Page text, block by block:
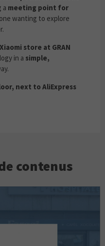
a meeting point for
wanting to explore
store at GRAN
in a simple,
next to AliExpress
contenus